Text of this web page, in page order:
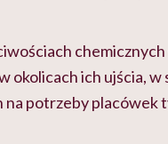
ekspercki
okolicach ich ujścia,
potrzeby placówek